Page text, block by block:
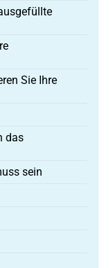
Sie Ihre
das
sein